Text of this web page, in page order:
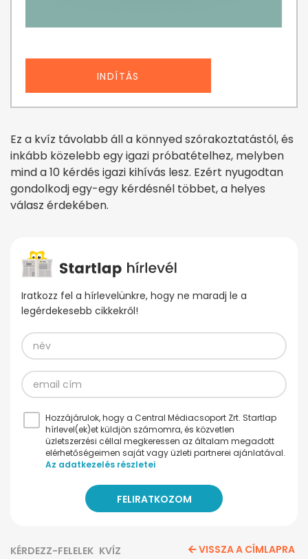
INDÍTÁS
Ez a kvíz távolabb áll a könnyed szórakoztatástól, és
inkább közelebb egy igazi próbatételhez, melyben
mind a 10 kérdés igazi kihívás lesz. Ezért nyugodtan
gondolkodj egy-egy kérdésnél többet, a helyes
válasz érdekében.
Iratkozz fel a hírlevelünkre, hogy ne maradj le a
legérdekesebb cikkekről!
Hozzájárulok, hogy a Central Médiacsoport Zrt. Startlap
hírlevel(ek)et küldjön számomra, és közvetlen
üzletszerzési céllal megkeressen az általam megadott
elérhetőségeimen saját vagy üzleti partnerei ajánlatával.
Az adatkezelés részletei
KÉRDEZZ-FELELEK KVÍZ VISSZA A CÍMLAPRA